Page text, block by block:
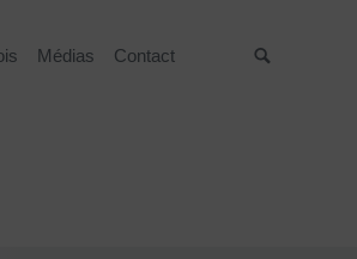
Médias Contact